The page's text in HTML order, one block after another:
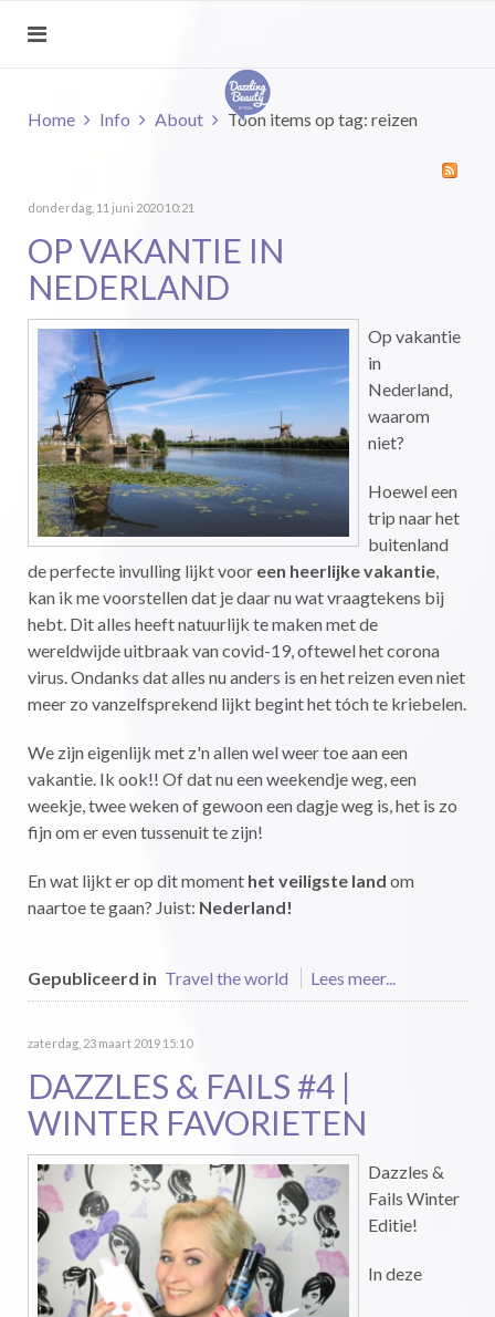
Home Info About Toon items op tag: reizen
donderdag, 11 juni 2020 10:21
OP VAKANTIE IN
NEDERLAND
Op vakantie
in
Nederland,
waarom
niet?
Hoewel een
trip naar het
buitenland
de perfecte invulling lijkt voor een heerlijke vakantie,
kan ik me voorstellen dat je daar nu wat vraagtekens bij
hebt. Dit alles heeft natuurlijk te maken met de
wereldwijde uitbraak van covid-19, oftewel het corona
virus. Ondanks dat alles nu anders is en het reizen even niet
meer zo vanzelfsprekend lijkt begint het tóch te kriebelen.
We zijn eigenlijk met z'n allen wel weer toe aan een
vakantie. Ik ook!! Of dat nu een weekendje weg, een
weekje, twee weken of gewoon een dagje weg is, het is zo
fijn om er even tussenuit te zijn!
En wat lijkt er op dit moment het veiligste land om
naartoe te gaan? Juist: Nederland!
Gepubliceerd in Travel the world Lees meer...
zaterdag, 23 maart 2019 15:10
DAZZLES & FAILS #4 |
WINTER FAVORIETEN
Dazzles &
Fails Winter
Editie!
In deze